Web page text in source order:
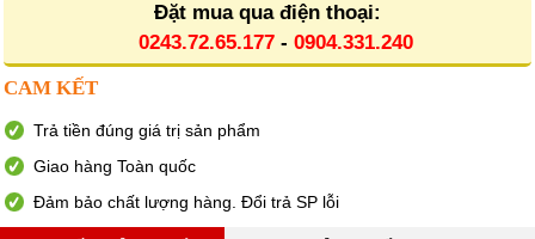
Đặt mua qua điện thoại:
0243.72.65.177- 0904.331.240
CAM KẾT
Trả tiền đúng giá trị sản phẩm
Giao hàng Toàn quốc
Đảm bảo chất lượng hàng. Đổi trả SP lỗi